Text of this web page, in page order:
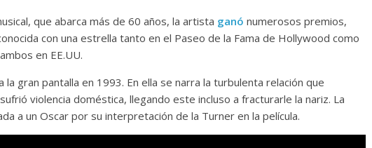
que abarca más de 60 años, la artista ganó numerosos premios,
con una estrella tanto en el Paseo de la Fama de Hollywood como
en EE.UU.
la gran pantalla en 1993. En ella se narra la turbulenta relación que
violencia doméstica, llegando este incluso a fracturarle la nariz. La
a un Oscar por su interpretación de la Turner en la película.
Responso por el alma
atormentada de Denís